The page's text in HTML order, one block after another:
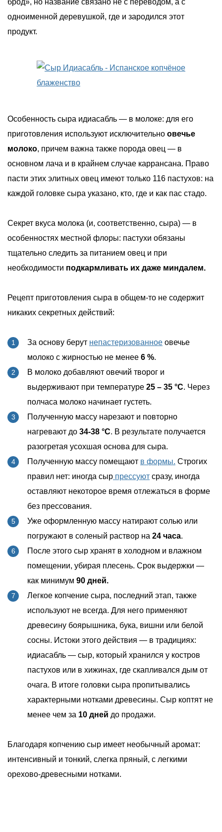
брод», но название связано не с переводом, а с
одноименной деревушкой, где и зародился этот
продукт.
Особенность сыра идиасабль — в молоке: для его
приготовления используют исключительно овечье
молоко, причем важна также порода овец — в
основном лача и в крайнем случае каррансана. Право
пасти этих элитных овец имеют только 116 пастухов: на
каждой головке сыра указано, кто, где и как пас стадо.
Секрет вкуса молока (и, соответственно, сыра) — в
особенностях местной флоры: пастухи обязаны
тщательно следить за питанием овец и при
необходимости подкармливать их даже миндалем.
Рецепт приготовления сыра в общем-то не содержит
никаких секретных действий:
За основу берут непастеризованное овечье
молоко с жирностью не менее 6 %.
В молоко добавляют овечий творог и
выдерживают при температуре 25 – 35 °C. Через
полчаса молоко начинает густеть.
Полученную массу нарезают и повторно
нагревают до 34-38 °C. В результате получается
разогретая усохшая основа для сыра.
Полученную массу помещают в формы. Строгих
правил нет: иногда сыр прессуют сразу, иногда
оставляют некоторое время отлежаться в форме
без прессования.
Уже оформленную массу натирают солью или
погружают в соленый раствор на 24 часа.
После этого сыр хранят в холодном и влажном
помещении, убирая плесень. Срок выдержки —
как минимум 90 дней.
Легкое копчение сыра, последний этап, также
используют не всегда. Для него применяют
древесину боярышника, бука, вишни или белой
сосны. Истоки этого действия — в традициях:
идиасабль — сыр, который хранился у костров
пастухов или в хижинах, где скапливался дым от
очага. В итоге головки сыра пропитывались
характерными нотками древесины. Сыр коптят не
менее чем за 10 дней до продажи.
Благодаря копчению сыр имеет необычный аромат:
интенсивный и тонкий, слегка пряный, с легкими
орехово-древесными нотками.